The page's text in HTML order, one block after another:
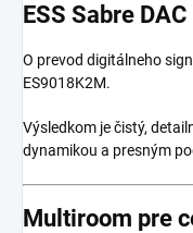
ESS Sabre DAC
O prevod digitálneho
ES9018K2M.
Výsledkom je čistý,
dynamikou a presným
Multiroom pre